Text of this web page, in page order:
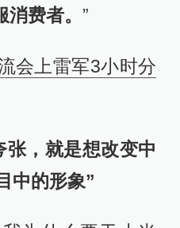
费者。 ”
会上雷军3小时分
张，就是想改变中
中的形象”